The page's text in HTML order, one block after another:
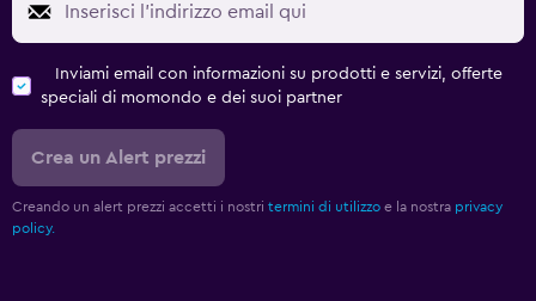
Inviami email con informazioni su prodotti e servizi, offerte
speciali di momondo e dei suoi partner
Crea un Alert prezzi
Creando un alert prezzi accetti i nostri termini di utilizzo e la nostra privacy
policy.